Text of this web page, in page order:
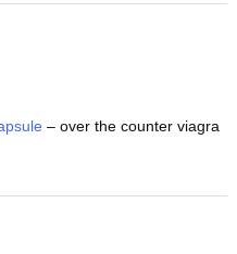
– over the counter viagra